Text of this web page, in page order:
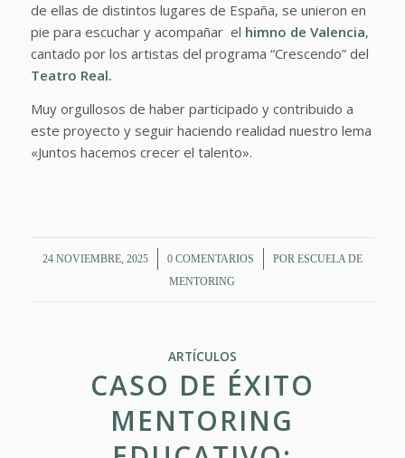
de ellas de distintos lugares de España, se unieron en
pie para escuchar y acompañar el himno de Valencia,
cantado por los artistas del programa “Crescendo” del
Teatro Real.
Muy orgullosos de haber participado y contribuido a
este proyecto y seguir haciendo realidad nuestro lema
«Juntos hacemos crecer el talento».
24 NOVIEMBRE, 2025
/ 0 COMENTARIOS
/ POR ESCUELA DE
MENTORING
ARTÍCULOS
CASO DE ÉXITO
MENTORING